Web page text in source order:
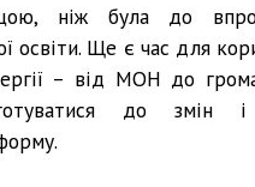
ніж була до
освіти. Ще є час для
– від МОН до
до змін